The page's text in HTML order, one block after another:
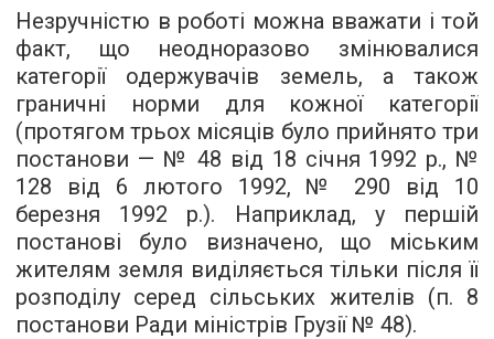
Незручністю в роботі можна вважати і той
факт, що неодноразово змінювалися
категорії одержувачів земель, а також
граничні норми для кожної категорії
(протягом трьох місяців було прийнято три
постанови — № 48 від 18 січня 1992 р., №
128 від 6 лютого 1992, № 290 від 10
березня 1992 р.). Наприклад, у першій
постанові було визначено, що міським
жителям земля виділяється тільки після її
розподілу серед сільських жителів (п. 8
постанови Ради міністрів Грузії № 48).